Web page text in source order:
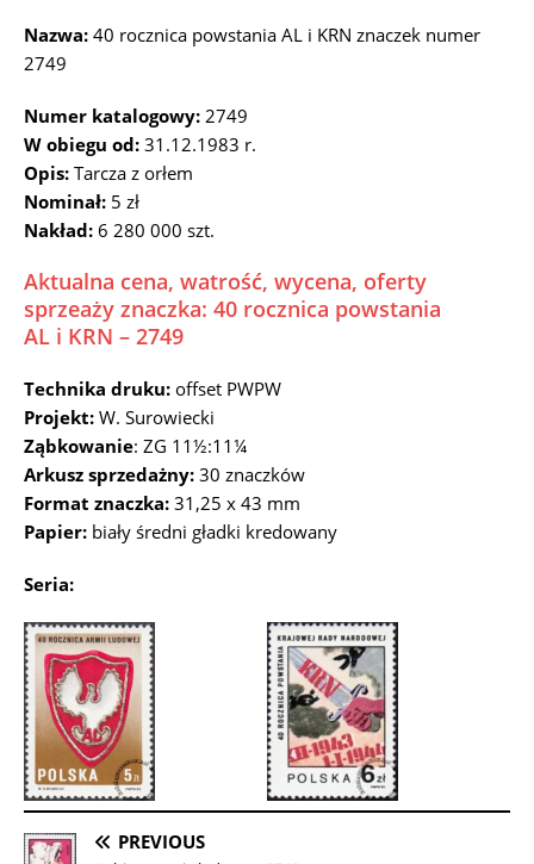
Nazwa: 40 rocznica powstania AL i KRN znaczek numer
2749
Numer katalogowy: 2749
W obiegu od: 31.12.1983 r.
Opis: Tarcza z orłem
Nominał: 5 zł
Nakład: 6 280 000 szt.
Aktualna cena, watrość, wycena, oferty
sprzeaży znaczka: 40 rocznica powstania
AL i KRN – 2749
Technika druku: offset PWPW
Projekt: W. Surowiecki
Ząbkowanie: ZG 11½:11¼
Arkusz sprzedażny: 30 znaczków
Format znaczka: 31,25 x 43 mm
Papier: biały średni gładki kredowany
Seria:
PREVIOUS